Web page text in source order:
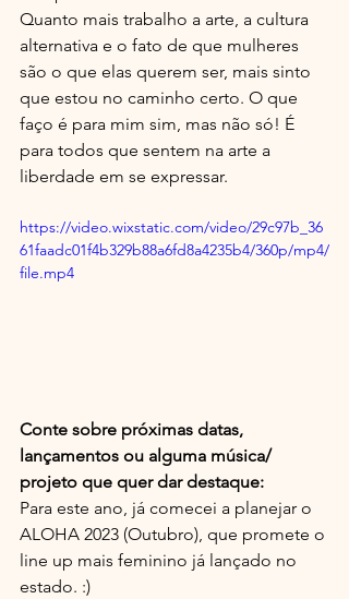
Quanto mais trabalho a arte, a cultura
alternativa e o fato de que mulheres
são o que elas querem ser, mais sinto
que estou no caminho certo. O que
faço é para mim sim, mas não só! É
para todos que sentem na arte a
liberdade em se expressar.
https://video.wixstatic.com/video/29c97b_36
61faadc01f4b329b88a6fd8a4235b4/360p/mp4/
file.mp4
Conte sobre próximas datas,
lançamentos ou alguma música/
projeto que quer dar destaque:
Para este ano, já comecei a planejar o
ALOHA 2023 (Outubro), que promete o
line up mais feminino já lançado no
estado. :)